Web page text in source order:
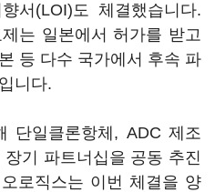
서(LOI)도 체결했습니다.
는 일본에서 허가를 받고
등 다수 국가에서 후속 파
니다.
단일클론항체, ADC 제조
기 파트너십을 공동 추진
로직스는 이번 체결을 양